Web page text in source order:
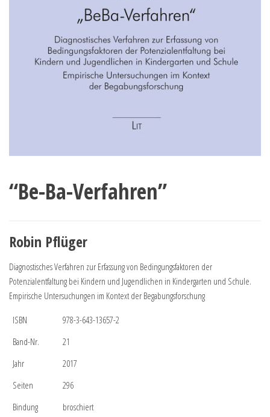
“Be-Ba-Verfahren”
Robin Pflüger
Diagnostisches Verfahren zur Erfassung von Bedingungsfaktoren der
Potenzialentfaltung bei Kindern und Jugendlichen in Kindergarten und Schule.
Empirische Untersuchungen im Kontext der Begabungsforschung
ISBN
978-3-643-13657-2
Band-Nr.
21
Jahr
2017
Seiten
296
Bindung
broschiert